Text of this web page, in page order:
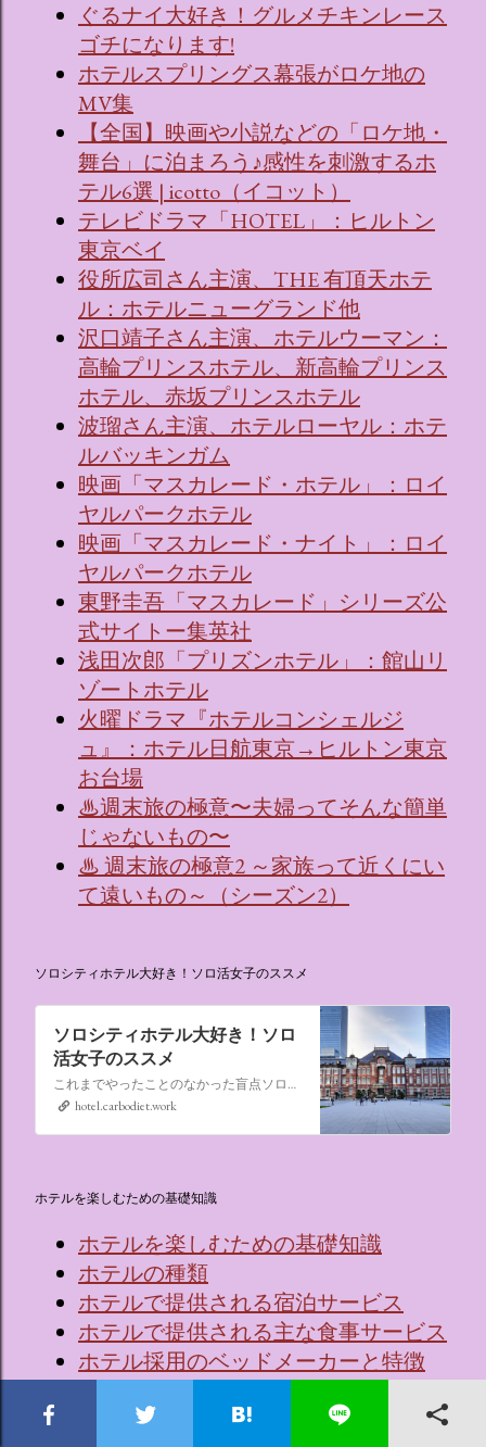
ぐるナイ大好き！グルメチキンレース
ゴチになります!
ホテルスプリングス幕張がロケ地の
MV集
【全国】映画や小説などの「ロケ地・
舞台」に泊まろう♪感性を刺激するホ
テル6選 | icotto（イコット）
テレビドラマ「HOTEL」：ヒルトン
東京ベイ
役所広司さん主演、THE 有頂天ホテ
ル：ホテルニューグランド他
沢口靖子さん主演、ホテルウーマン：
高輪プリンスホテル、新高輪プリンス
ホテル、赤坂プリンスホテル
波瑠さん主演、ホテルローヤル：ホテ
ルバッキンガム
映画「マスカレード・ホテル」：ロイ
ヤルパークホテル
映画「マスカレード・ナイト」：ロイ
ヤルパークホテル
東野圭吾「マスカレード」シリーズ公
式サイトー集英社
浅田次郎「プリズンホテル」：館山リ
ゾートホテル
火曜ドラマ『ホテルコンシェルジ
ュ』：ホテル日航東京→ヒルトン東京
お台場
♨週末旅の極意〜夫婦ってそんな簡単
じゃないもの〜
♨ 週末旅の極意2 ～家族って近くにい
て遠いもの～（シーズン2）
ソロシティホテル大好き！ソロ活女子のススメ
ソロシティホテル大好き！ソロ
活女子のススメ
これまでやったことのなかった盲点ソロ活、“なんでもない日にシティホテルに泊まる”。ソロ活女子のススメ,ソロシティホテル
hotel.carbodiet.work
ホテルを楽しむための基礎知識
ホテルを楽しむための基礎知識
ホテルの種類
ホテルで提供される宿泊サービス
ホテルで提供される主な食事サービス
ホテル採用のベッドメーカーと特徴